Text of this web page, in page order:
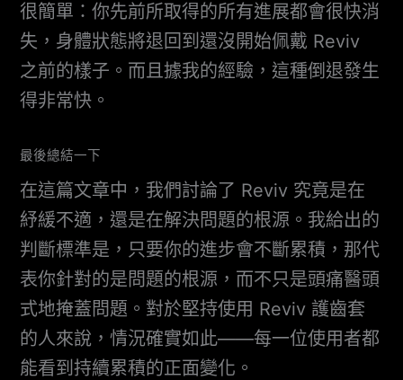
很簡單：你先前所取得的所有進展都會很快消
失，身體狀態將退回到還沒開始佩戴 Reviv
之前的樣子。而且據我的經驗，這種倒退發生
得非常快。
最後總結一下
在這篇文章中，我們討論了 Reviv 究竟是在
紓緩不適，還是在解決問題的根源。我給出的
判斷標準是，只要你的進步會不斷累積，那代
表你針對的是問題的根源，而不只是頭痛醫頭
式地掩蓋問題。對於堅持使用 Reviv 護齒套
的人來說，情況確實如此——每一位使用者都
能看到持續累積的正面變化。